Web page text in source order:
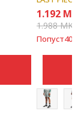
1.192
1.988MKD
Попуст40